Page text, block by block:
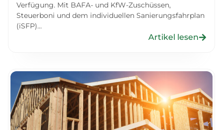
Verfügung. Mit BAFA- und KfW-Zuschüssen,
Steuerboni und dem individuellen Sanierungsfahrplan
(iSFP)...
Artikel lesen